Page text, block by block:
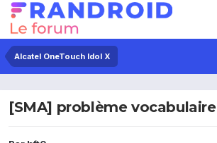
Alcatel OneTouch Idol X
[SMA] problème vocabulaire